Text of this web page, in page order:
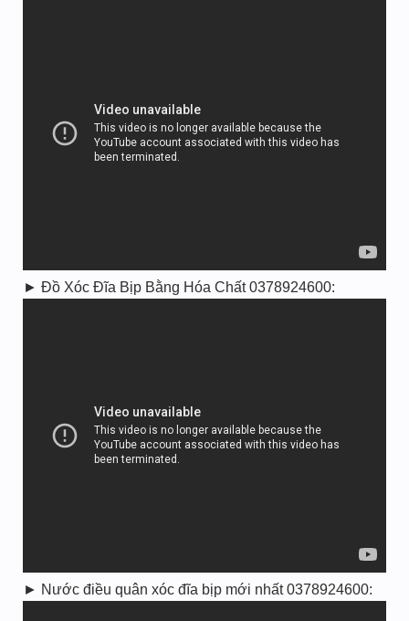
► Đồ Xóc Đĩa Bịp Bằng Hóa Chất 0378924600:
► Nước điều quân xóc đĩa bịp mới nhất 0378924600: